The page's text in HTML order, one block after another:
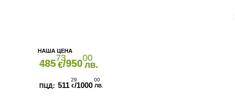
48573
€/95000
лв.
511
29
€/1000
00
ЛВ.